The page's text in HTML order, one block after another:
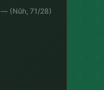
— (Nûh, 71/28)